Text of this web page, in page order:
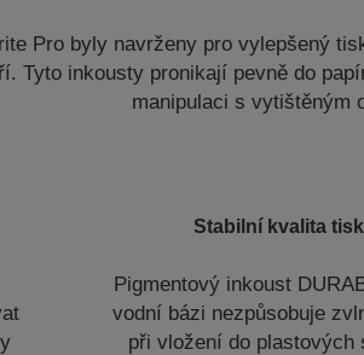
Pro byly navrženy pro vylepšený
Tyto inkousty pronikají pevně do
manipulaci s vytištěným
Stabilní kvalita
Pigmentový inkoust
vodní bázi nezpůsobuje
při vložení do plastových